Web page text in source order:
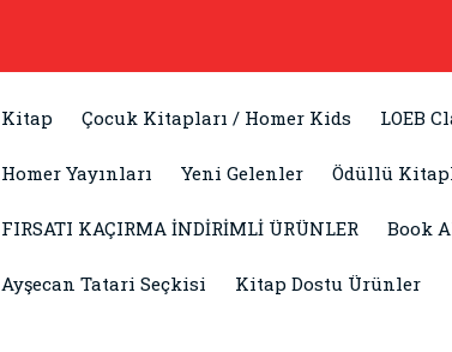
Kitap Çocuk Kitapları / Homer Kids LOEB
Homer Yayınları Yeni Gelenler Ödüllü
FIRSATI KAÇIRMA İNDİRİMLİ ÜRÜNLER Book
Ayşecan Tatari Seçkisi Kitap Dostu Ürünler